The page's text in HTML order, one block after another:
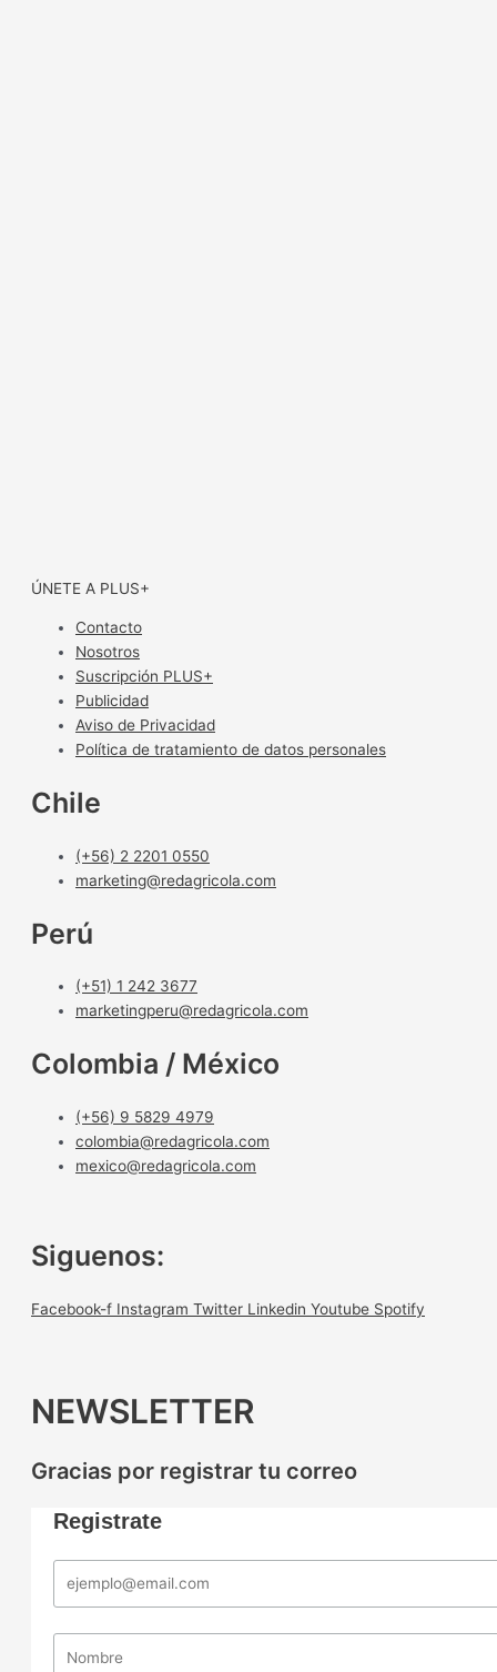
ÚNETE A PLUS+
Contacto
Nosotros
Suscripción PLUS+
Publicidad
Aviso de Privacidad
Política de tratamiento de datos personales
Chile
(+56) 2 2201 0550
marketing@redagricola.com
Perú
(+51) 1 242 3677
marketingperu@redagricola.com
Colombia / México
(+56) 9 5829 4979
colombia@redagricola.com
mexico@redagricola.com
Siguenos:
Facebook-f Instagram Twitter Linkedin Youtube Spotify
NEWSLETTER
Gracias por registrar tu correo
Registrate